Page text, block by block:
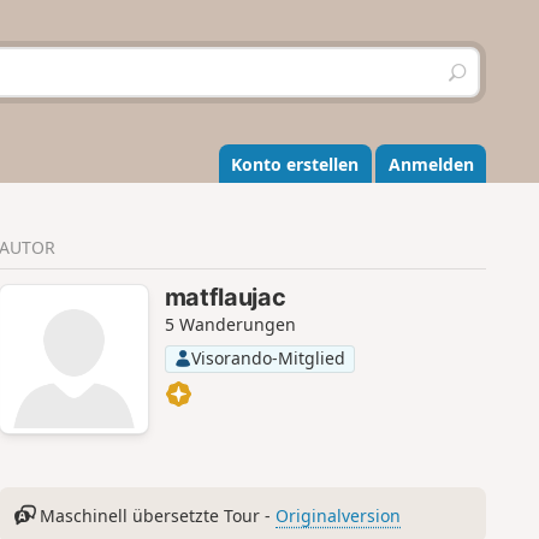
S
u
h
e
n
Konto erstellen Anmelden
AUTOR
matflaujac
5 Wanderungen
Visorando-Mitglied
Maschinell übersetzte Tour - Originalversion